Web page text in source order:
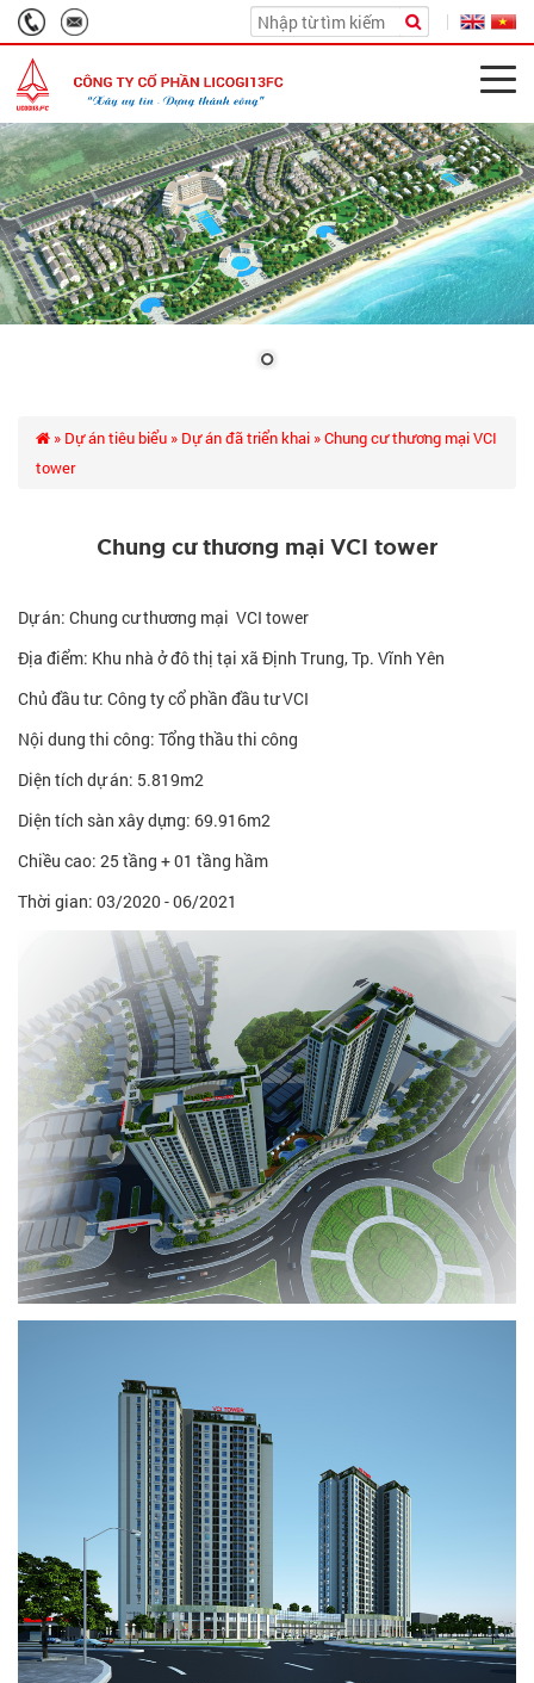
» Dự án tiêu biểu » Dự án đã triển khai » Chung cư thương mại VCI
tower
Chung cư thương mại VCI tower
Dự án: Chung cư thương mại VCI tower
Địa điểm: Khu nhà ở đô thị tại xã Định Trung, Tp. Vĩnh Yên
Chủ đầu tư: Công ty cổ phần đầu tư VCI
Nội dung thi công: Tổng thầu thi công
Diện tích dự án: 5.819m2
Diện tích sàn xây dựng: 69.916m2
Chiều cao: 25 tầng + 01 tầng hầm
Thời gian: 03/2020 - 06/2021